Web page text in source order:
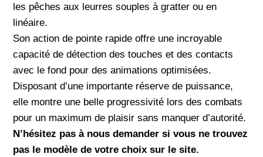
les pêches aux leurres souples à gratter ou en
linéaire.
Son action de pointe rapide offre une incroyable
capacité de détection des touches et des contacts
avec le fond pour des animations optimisées.
Disposant d’une importante réserve de puissance,
elle montre une belle progressivité lors des combats
pour un maximum de plaisir sans manquer d’autorité.
N’hésitez pas à nous demander si vous ne trouvez
pas le modèle de votre choix sur le site.